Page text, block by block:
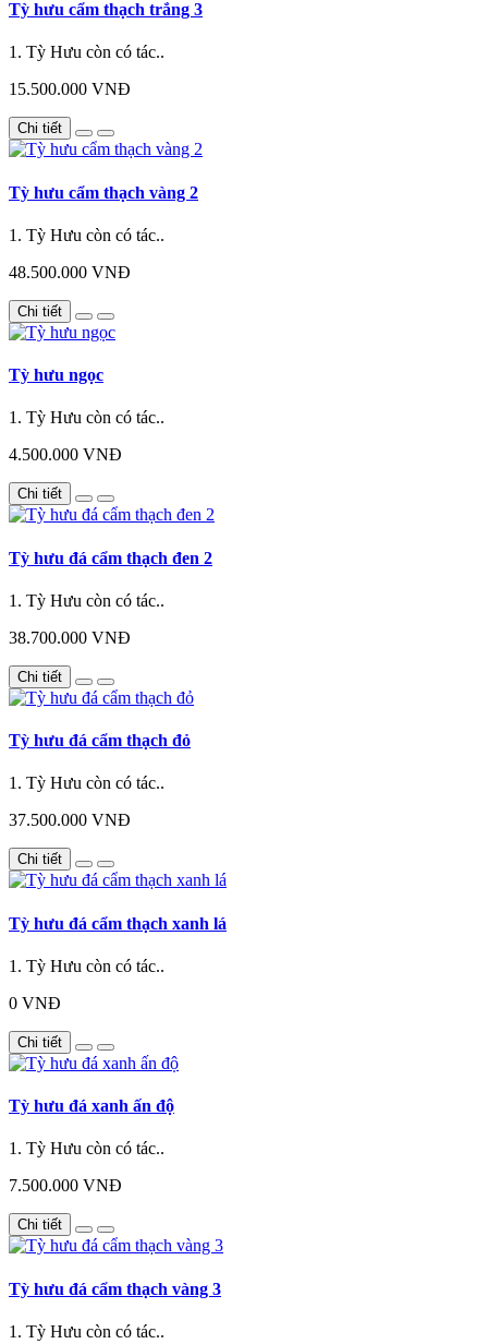
Tỳ hưu cẩm thạch trắng 3
1. Tỳ Hưu còn có tác..
15.500.000 VNĐ
Chi tiết
Tỳ hưu cẩm thạch vàng 2
1. Tỳ Hưu còn có tác..
48.500.000 VNĐ
Chi tiết
Tỳ hưu ngọc
1. Tỳ Hưu còn có tác..
4.500.000 VNĐ
Chi tiết
Tỳ hưu đá cẩm thạch đen 2
1. Tỳ Hưu còn có tác..
38.700.000 VNĐ
Chi tiết
Tỳ hưu đá cẩm thạch đỏ
1. Tỳ Hưu còn có tác..
37.500.000 VNĐ
Chi tiết
Tỳ hưu đá cẩm thạch xanh lá
1. Tỳ Hưu còn có tác..
0 VNĐ
Chi tiết
Tỳ hưu đá xanh ấn độ
1. Tỳ Hưu còn có tác..
7.500.000 VNĐ
Chi tiết
Tỳ hưu đá cẩm thạch vàng 3
1. Tỳ Hưu còn có tác..